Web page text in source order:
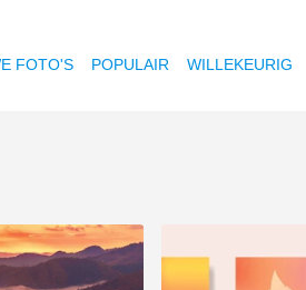
FOTO'S POPULAIR WILLEKEURIG